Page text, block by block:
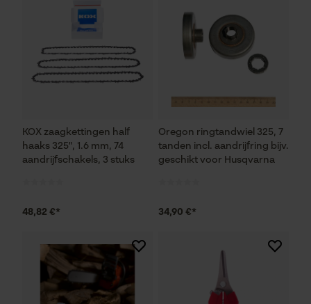
KOX zaagkettingen half
haaks 325", 1.6 mm, 74
aandrijfschakels, 3 stuks
48,82 €*
Oregon ringtandwiel 325, 7
tanden incl. aandrijfring bijv.
geschikt voor Husqvarna
34,90 €*